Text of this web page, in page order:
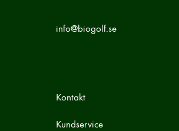
info@biogolf.se
Kontakt
Kundservice